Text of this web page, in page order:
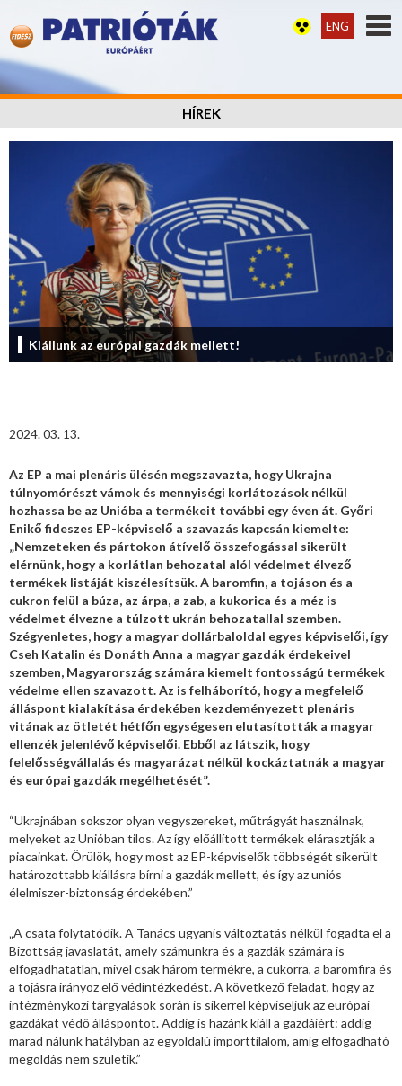
ENG
HÍREK
Kiállunk az európai gazdák mellett!
2024. 03. 13.
Az EP a mai plenáris ülésén megszavazta, hogy Ukrajna
túlnyomórészt vámok és mennyiségi korlátozások nélkül
hozhassa be az Unióba a termékeit további egy éven át. Győri
Enikő fideszes EP-képviselő a szavazás kapcsán kiemelte:
„Nemzeteken és pártokon átívelő összefogással sikerült
elérnünk, hogy a korlátlan behozatal alól védelmet élvező
termékek listáját kiszélesítsük. A baromfin, a tojáson és a
cukron felül a búza, az árpa, a zab, a kukorica és a méz is
védelmet élvezne a túlzott ukrán behozatallal szemben.
Szégyenletes, hogy a magyar dollárbaloldal egyes képviselői, így
Cseh Katalin és Donáth Anna a magyar gazdák érdekeivel
szemben, Magyarország számára kiemelt fontosságú termékek
védelme ellen szavazott. Az is felháborító, hogy a megfelelő
álláspont kialakítása érdekében kezdeményezett plenáris
vitának az ötletét hétfőn egységesen elutasították a magyar
ellenzék jelenlévő képviselői. Ebből az látszik, hogy
felelősségvállalás és magyarázat nélkül kockáztatnák a magyar
és európai gazdák megélhetését”.
“Ukrajnában sokszor olyan vegyszereket, műtrágyát használnak,
melyeket az Unióban tilos. Az így előállított termékek elárasztják a
piacainkat. Örülök, hogy most az EP-képviselők többségét sikerült
határozottabb kiállásra bírni a gazdák mellett, és így az uniós
élelmiszer-biztonság érdekében.”
„A csata folytatódik. A Tanács ugyanis változtatás nélkül fogadta el a
Bizottság javaslatát, amely számunkra és a gazdák számára is
elfogadhatatlan, mivel csak három termékre, a cukorra, a baromfira és
a tojásra irányoz elő védintézkedést. A következő feladat, hogy az
intézményközi tárgyalások során is sikerrel képviseljük az európai
gazdákat védő álláspontot. Addig is hazánk kiáll a gazdáiért: addig
marad nálunk hatályban az egyoldalú importtilalom, amíg elfogadható
megoldás nem születik.”